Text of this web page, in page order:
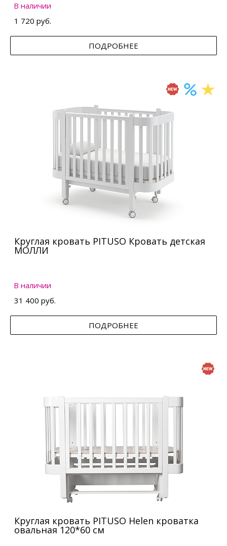
В наличии
1 720 руб.
ПОДРОБНЕЕ
Круглая кровать PITUSO Кровать детская
МОЛЛИ
В наличии
31 400 руб.
ПОДРОБНЕЕ
Круглая кровать PITUSO Helen кроватка
овальная 120*60 см